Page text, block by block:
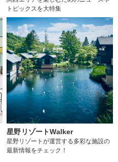
トピックスを大特集
星野リゾートWalker
星野リゾートが運営する多彩な施設の
最新情報をチェック！